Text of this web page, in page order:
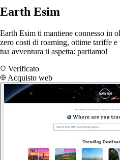
Earth Esim
Earth Esim ti mantiene connesso in
zero costi di roaming, ottime tariffe
tua avventura ti aspetta: partiamo!
Verificato
Acquisto web